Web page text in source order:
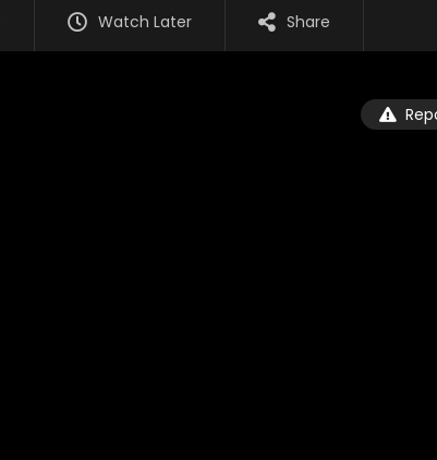
Watch Later Share